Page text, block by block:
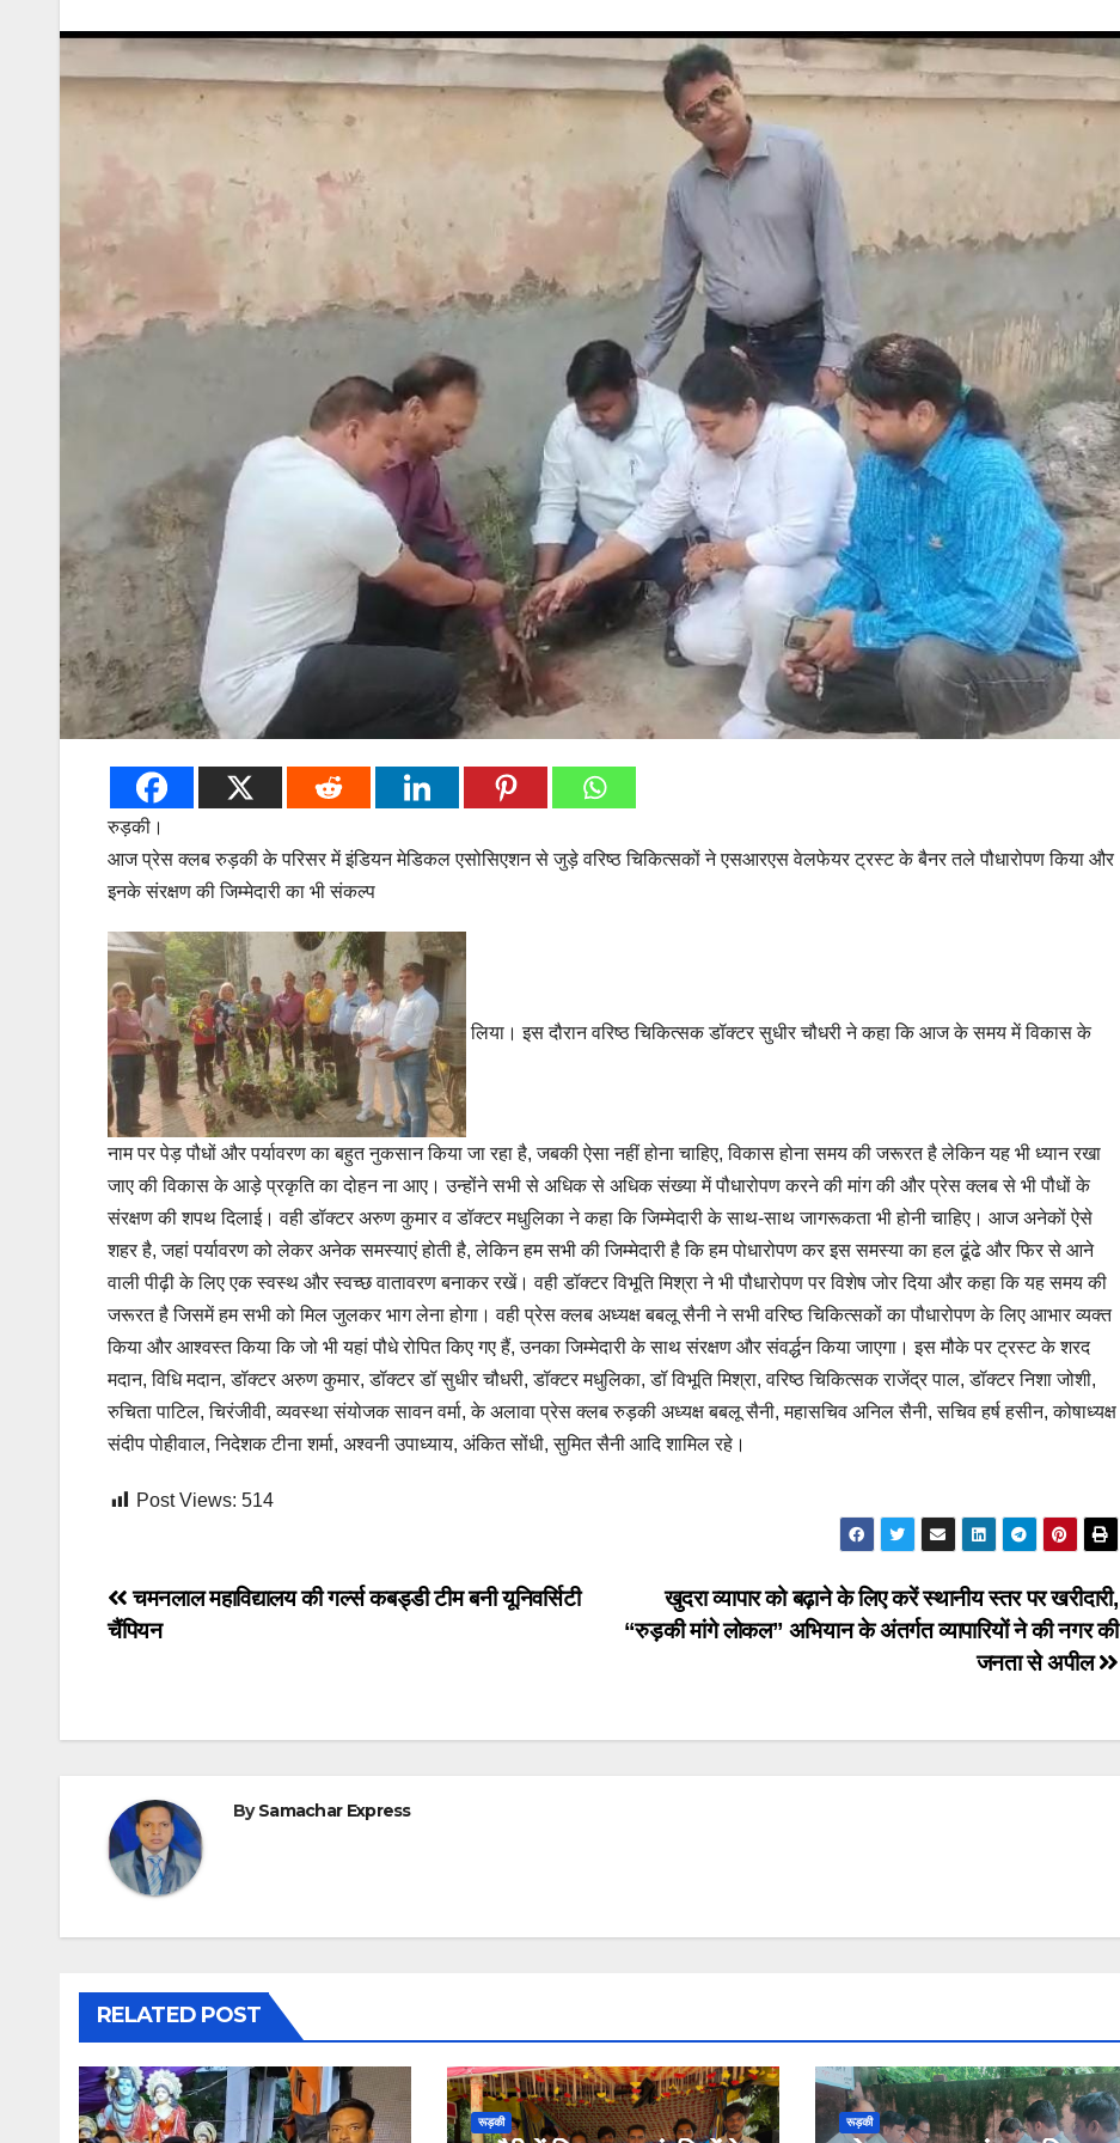
रुड़की।
आज प्रेस क्लब रुड़की के परिसर में इंडियन मेडिकल एसोसिएशन से जुड़े वरिष्ठ चिकित्सकों ने एसआरएस वेलफेयर ट्रस्ट के बैनर तले पौधारोपण किया और
इनके संरक्षण की जिम्मेदारी का भी संकल्प
लिया। इस दौरान वरिष्ठ चिकित्सक डॉक्टर सुधीर चौधरी ने कहा कि आज के समय में विकास के
नाम पर पेड़ पौधों और पर्यावरण का बहुत नुकसान किया जा रहा है, जबकी ऐसा नहीं होना चाहिए, विकास होना समय की जरूरत है लेकिन यह भी ध्यान रखा
जाए की विकास के आड़े प्रकृति का दोहन ना आए। उन्होंने सभी से अधिक से अधिक संख्या में पौधारोपण करने की मांग की और प्रेस क्लब से भी पौधों के
संरक्षण की शपथ दिलाई। वही डॉक्टर अरुण कुमार व डॉक्टर मधुलिका ने कहा कि जिम्मेदारी के साथ-साथ जागरूकता भी होनी चाहिए। आज अनेकों ऐसे
शहर है, जहां पर्यावरण को लेकर अनेक समस्याएं होती है, लेकिन हम सभी की जिम्मेदारी है कि हम पोधारोपण कर इस समस्या का हल ढूंढे और फिर से आने
वाली पीढ़ी के लिए एक स्वस्थ और स्वच्छ वातावरण बनाकर रखें। वही डॉक्टर विभूति मिश्रा ने भी पौधारोपण पर विशेष जोर दिया और कहा कि यह समय की
जरूरत है जिसमें हम सभी को मिल जुलकर भाग लेना होगा। वही प्रेस क्लब अध्यक्ष बबलू सैनी ने सभी वरिष्ठ चिकित्सकों का पौधारोपण के लिए आभार व्यक्त
किया और आश्वस्त किया कि जो भी यहां पौधे रोपित किए गए हैं, उनका जिम्मेदारी के साथ संरक्षण और संवर्द्धन किया जाएगा। इस मौके पर ट्रस्ट के शरद
मदान, विधि मदान, डॉक्टर अरुण कुमार, डॉक्टर डॉ सुधीर चौधरी, डॉक्टर मधुलिका, डॉ विभूति मिश्रा, वरिष्ठ चिकित्सक राजेंद्र पाल, डॉक्टर निशा जोशी,
रुचिता पाटिल, चिरंजीवी, व्यवस्था संयोजक सावन वर्मा, के अलावा प्रेस क्लब रुड़की अध्यक्ष बबलू सैनी, महासचिव अनिल सैनी, सचिव हर्ष हसीन, कोषाध्यक्ष
संदीप पोहीवाल, निदेशक टीना शर्मा, अश्वनी उपाध्याय, अंकित सोंधी, सुमित सैनी आदि शामिल रहे।
Post Views: 514
Post
खुदरा व्यापार को बढ़ाने के लिए करें स्थानीय स्तर पर खरीदारी,
“रुड़की मांगे लोकल” अभियान के अंतर्गत व्यापारियों ने की नगर की
जनता से अपील
चमनलाल महाविद्यालय की गर्ल्स कबड्डी टीम बनी यूनिवर्सिटी
चैंपियन
BySamachar Express
RELATED POST
रूड़की रूड़की